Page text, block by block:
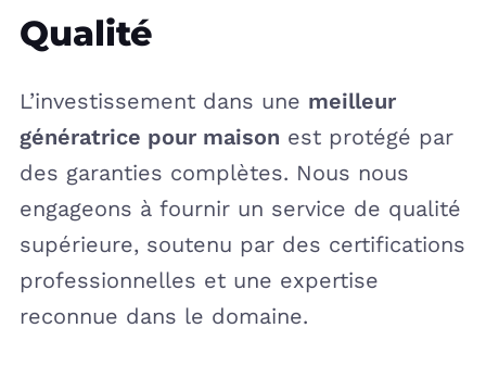
Qualité
L’investissement dans une meilleur
génératrice pour maison est protégé par
des garanties complètes. Nous nous
engageons à fournir un service de qualité
supérieure, soutenu par des certifications
professionnelles et une expertise
reconnue dans le domaine.